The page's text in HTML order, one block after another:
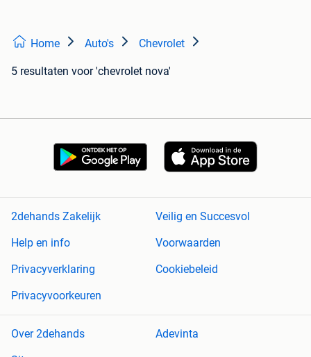
Home Auto's Chevrolet
5 resultaten voor 'chevrolet nova'
2dehands Zakelijk
Veilig en Succesvol
Help en info
Voorwaarden
Privacyverklaring
Cookiebeleid
Privacyvoorkeuren
Over 2dehands
Adevinta